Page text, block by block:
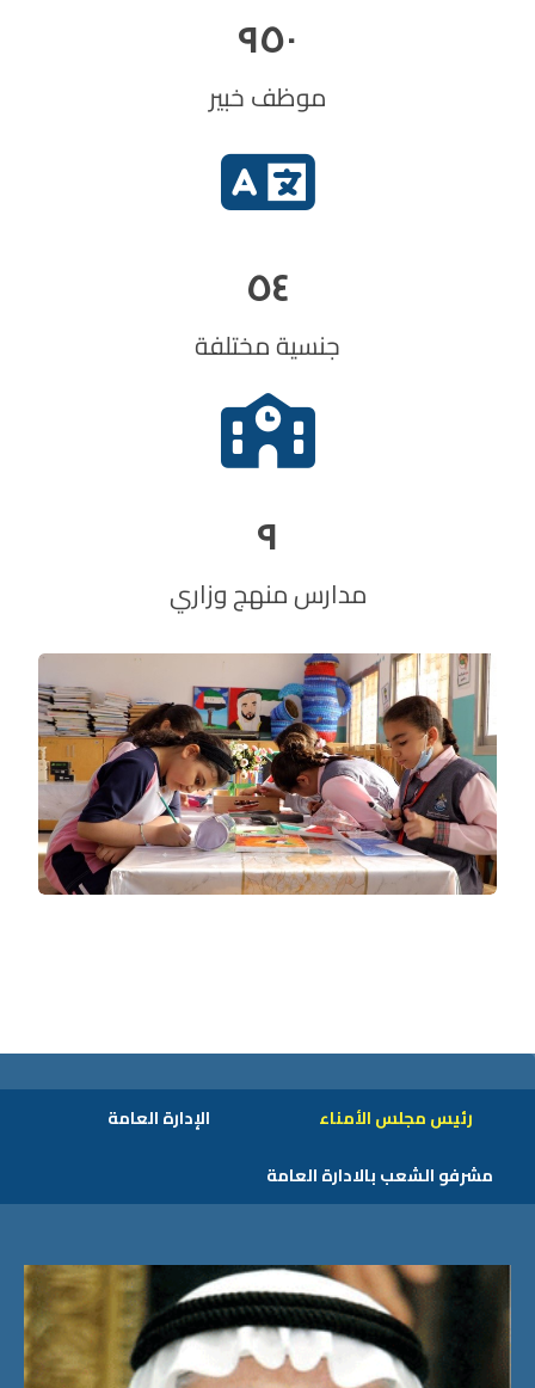
٩٥٠
موظف خبير
٥٤
جنسية مختلفة
٩
مدارس منهج وزاري
رئيس مجلس الأمناء
الإدارة العامة
مشرفو الشعب بالادارة العامة